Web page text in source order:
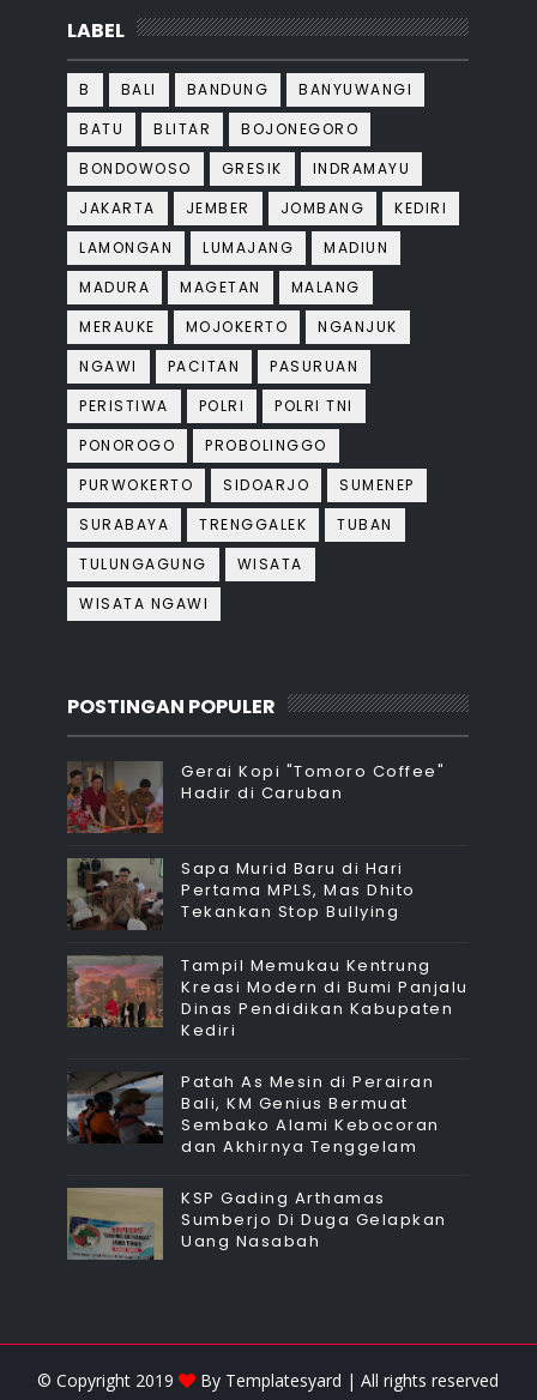
LABEL
B BALI BANDUNG
BANYUWANGI
BATU
BLITAR
BOJONEGORO
BONDOWOSO
GRESIK
INDRAMAYU
JAKARTA
JEMBER JOMBANG
KEDIRI
LAMONGAN
LUMAJANG
MADIUN
MADURA
MAGETAN
MALANG
MERAUKE
MOJOKERTO
NGANJUK
NGAWI
PACITAN
PASURUAN
PERISTIWA
POLRI
POLRI TNI
PONOROGO
PROBOLINGGO
PURWOKERTO
SIDOARJO
SUMENEP
SURABAYA
TRENGGALEK
TUBAN
TULUNGAGUNG
WISATA
WISATA NGAWI
POSTINGAN POPULER
Gerai Kopi "Tomoro Coffee"
Hadir di Caruban
Sapa Murid Baru di Hari
Pertama MPLS, Mas Dhito
Tekankan Stop Bullying
Tampil Memukau Kentrung
Kreasi Modern di Bumi Panjalu
Dinas Pendidikan Kabupaten
Kediri
Patah As Mesin di Perairan
Bali, KM Genius Bermuat
Sembako Alami Kebocoran
dan Akhirnya Tenggelam
KSP Gading Arthamas
Sumberjo Di Duga Gelapkan
Uang Nasabah
© Copyright 2019 By Templatesyard | All rights reserved